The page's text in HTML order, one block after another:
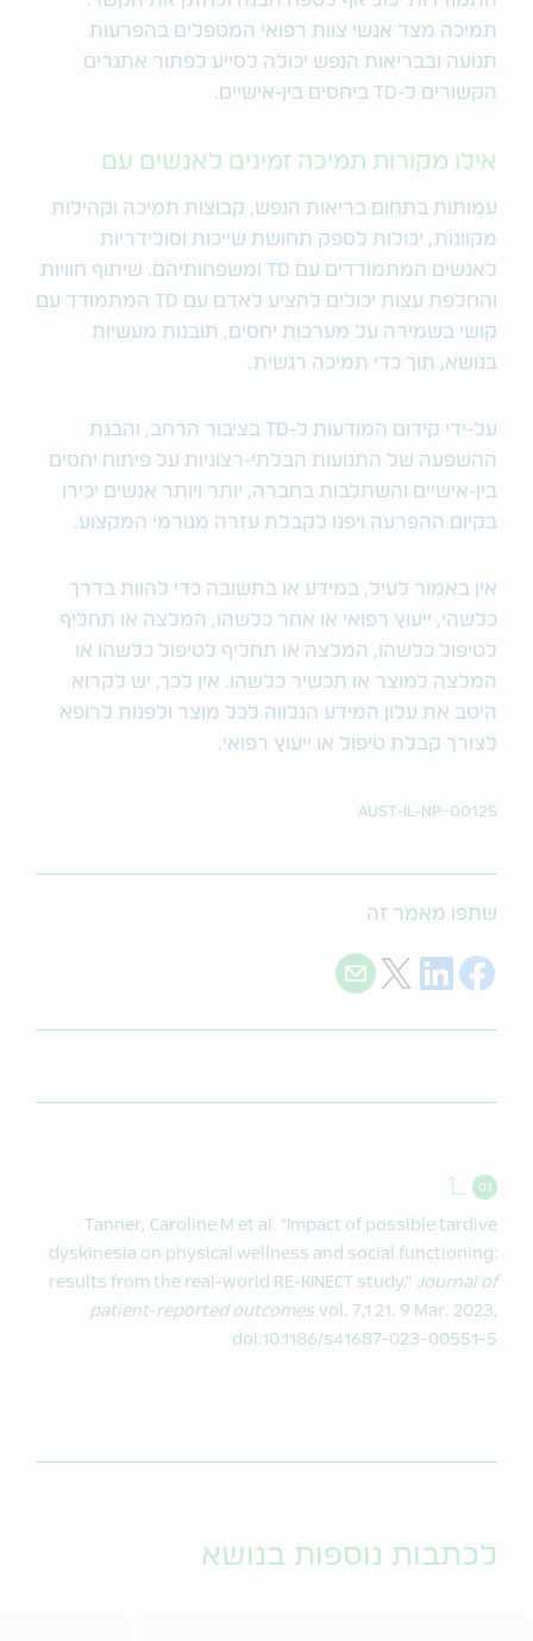
תמיכה מצד אנשי צוות רפואי המטפלים בהפרעות
תנועה ובבריאות הנפש יכולה לסייע לפתור אתגרים
הקשורים ל-TD ביחסים בין-אישיים.
אילו מקורות תמיכה זמינים לאנשים עם
עמותות בתחום בריאות הנפש, קבוצות תמיכה וקהילות
מקוונות, יכולות לספק תחושת שייכות וסולידריות
לאנשים המתמודדים עם TD ומשפחותיהם. שיתוף חוויות
והחלפת עצות יכולים להציע לאדם עם TD המתמודד עם
קושי בשמירה על מערכות יחסים, תובנות מעשיות
בנושא, תוך כדי תמיכה רגשית.
על-ידי קידום המודעות ל-TD בציבור הרחב, והבנת
ההשפעה של התנועות הבלתי-רצוניות על פיתוח יחסים
בין-אישיים והשתלבות בחברה, יותר ויותר אנשים יכירו
בקיום ההפרעה ויפנו לקבלת עזרה מגורמי המקצוע.
אין באמור לעיל, במידע או בתשובה כדי להוות בדרך
כלשהי, ייעוץ רפואי או אחר כלשהו, המלצה או תחליף
לטיפול כלשהו, המלצה או תחליף לטיפול כלשהו או
המלצה למוצר או תכשיר כלשהו. אין לכך, יש לקרוא
היטב את עלון המידע הנלווה לכל מוצר ולפנות לרופא
לצורך קבלת טיפול או ייעוץ רפואי.
AUST-IL-NP-00125
שתפו מאמר זה
Share on Facebook
Share on LinkedIn
Share on X
Share by e-mail
Back to contents.
Tanner, Caroline M et al. “Impact of possible tardive
dyskinesia on physical wellness and social functioning:
results from the real-world RE-KINECT study.” Journal of
patient-reported outcomes vol. 7,1 21. 9 Mar. 2023,
doi:10.1186/s41687-023-00551-5
לכתבות נוספות בנושא